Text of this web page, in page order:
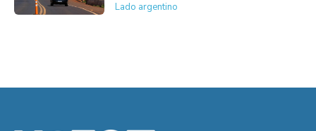
Lado argentino